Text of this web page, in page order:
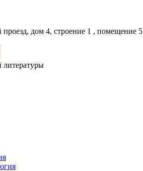
дом 4, строение 1 , помещение 5
литературы